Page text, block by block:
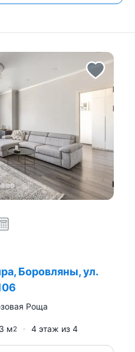
Боровляны, ул.
Роща
м2 4 этаж из 4